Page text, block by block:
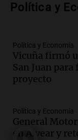
al
Audio.
Mundial
récords y
Amamos
Audio.
accidente
jóvenes
Política y
Política y Economía
Vicuña firmó
San Juan
proyecto
Política y Economía
General
en Alvear y